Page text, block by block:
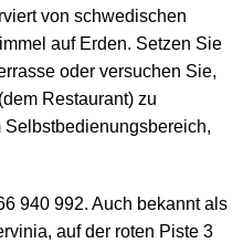
von schwedischen
auf Erden. Setzen Sie
oder versuchen Sie,
Restaurant) zu
Selbstbedienungsbereich,
940 992. Auch bekannt als
auf der roten Piste 3